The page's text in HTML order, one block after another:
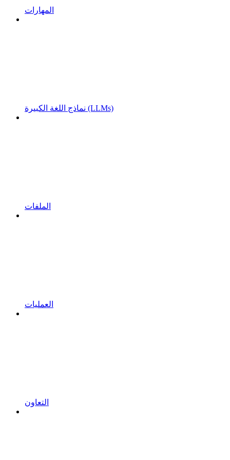
المهارات
نماذج اللغة الكبيرة (LLMs)
الملفات
العمليات
التعاون